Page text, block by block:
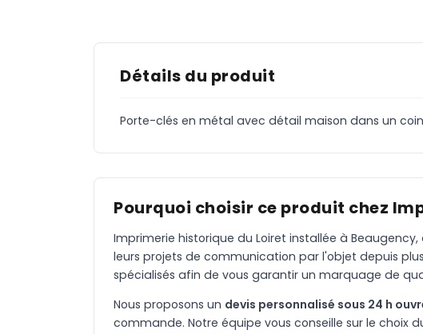
Détails du produit
Porte-clés en métal avec détail maison dans un
Pourquoi choisir ce produit chez
Imprimerie historique du Loiret installée à
leurs projets de communication par l'objet depuis
spécialisés afin de vous garantir un marquage de
Nous proposons un devis personnalisé sous 24 h
commande. Notre équipe vous conseille sur le